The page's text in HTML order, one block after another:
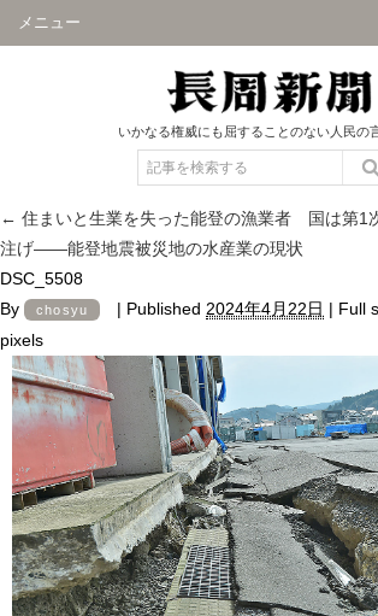
メニュー
いかなる権威にも屈することのない人民の
← 住まいと生業を失った能登の漁業者 国は第1
注げ――能登地震被災地の水産業の現状
DSC_5508
By
chosyu | Published 2024年4月22日 | Full
pixels